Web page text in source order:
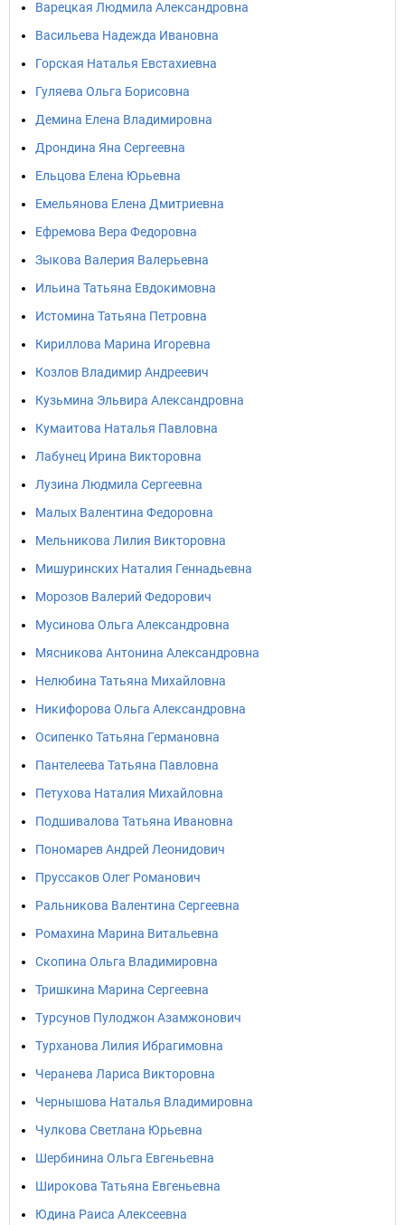
Варецкая Людмила Александровна
Васильева Надежда Ивановна
Горская Наталья Евстахиевна
Гуляева Ольга Борисовна
Демина Елена Владимировна
Дрондина Яна Сергеевна
Ельцова Елена Юрьевна
Емельянова Елена Дмитриевна
Ефремова Вера Федоровна
Зыкова Валерия Валерьевна
Ильина Татьяна Евдокимовна
Истомина Татьяна Петровна
Кириллова Марина Игоревна
Козлов Владимир Андреевич
Кузьмина Эльвира Александровна
Кумаитова Наталья Павловна
Лабунец Ирина Викторовна
Лузина Людмила Сергеевна
Малых Валентина Федоровна
Мельникова Лилия Викторовна
Мишуринских Наталия Геннадьевна
Морозов Валерий Федорович
Мусинова Ольга Александровна
Мясникова Антонина Александровна
Нелюбина Татьяна Михайловна
Никифорова Ольга Александровна
Осипенко Татьяна Германовна
Пантелеева Татьяна Павловна
Петухова Наталия Михайловна
Подшивалова Татьяна Ивановна
Пономарев Андрей Леонидович
Пруссаков Олег Романович
Ральникова Валентина Сергеевна
Ромахина Марина Витальевна
Скопина Ольга Владимировна
Тришкина Марина Сергеевна
Турсунов Пулоджон Азамжонович
Турханова Лилия Ибрагимовна
Черанева Лариса Викторовна
Чернышова Наталья Владимировна
Чулкова Светлана Юрьевна
Шербинина Ольга Евгеньевна
Широкова Татьяна Евгеньевна
Юдина Раиса Алексеевна